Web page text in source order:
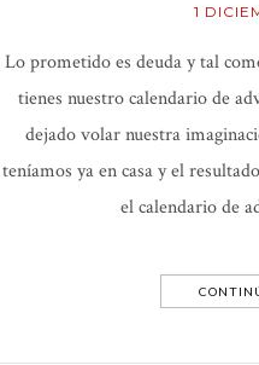
1
Lo prometido es deuda y tal
tienes nuestro calendario de
dejado volar nuestra
teníamos ya en casa y el
el calendario de